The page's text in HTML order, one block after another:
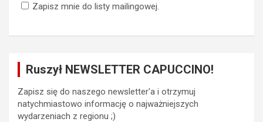
Zapisz mnie do listy mailingowej.
Ruszył NEWSLETTER CAPUCCINO!
Zapisz się do naszego newsletter'a i otrzymuj
natychmiastowo informację o najważniejszych
wydarzeniach z regionu ;)